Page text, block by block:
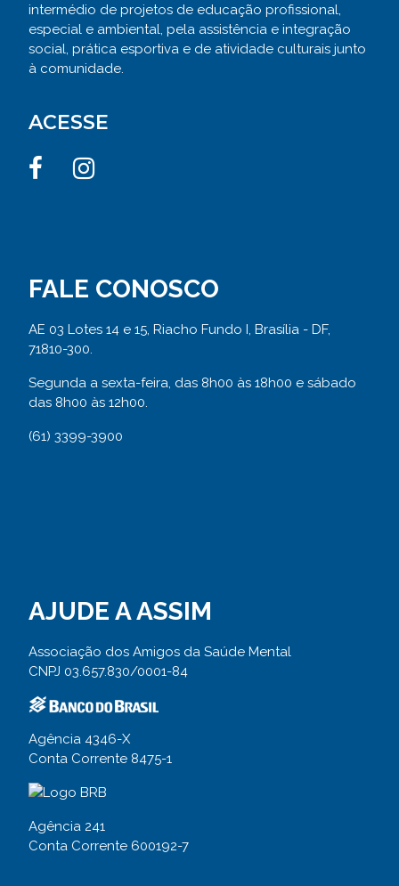
intermédio de projetos de educação profissional,
especial e ambiental, pela assistência e integração
social, prática esportiva e de atividade culturais junto
à comunidade.
ACESSE
FALE CONOSCO
AE 03 Lotes 14 e 15, Riacho Fundo I, Brasília - DF,
71810-300.
Segunda a sexta-feira, das 8h00 às 18h00 e sábado
das 8h00 às 12h00.
(61) 3399-3900
AJUDE A ASSIM
Associação dos Amigos da Saúde Mental
CNPJ 03.657.830/0001-84
Agência 4346-X
Conta Corrente 8475-1
Agência 241
Conta Corrente 600192-7